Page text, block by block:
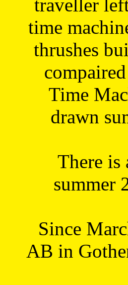
traveller
time
thrushes
Time
drawn
There is
summer
Since
AB in